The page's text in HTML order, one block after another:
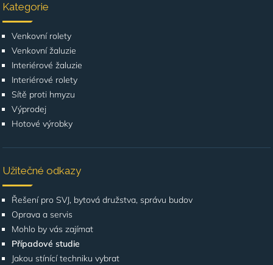
Kategorie
Venkovní rolety
Venkovní žaluzie
Interiérové žaluzie
Interiérové rolety
Sítě proti hmyzu
Výprodej
Hotové výrobky
Užitečné odkazy
Řešení pro SVJ, bytová družstva, správu budov
Oprava a servis
Mohlo by vás zajímat
Případové studie
Jakou stínící techniku vybrat